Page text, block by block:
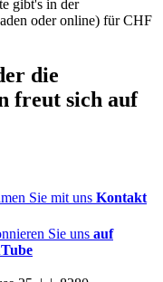
gibt's in der
oder online) für CHF
die
freut sich auf
Sie mit uns Kontakt
Sie uns auf